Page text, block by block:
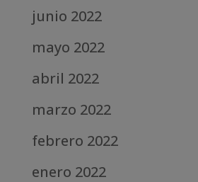
junio 2022
mayo 2022
abril 2022
marzo 2022
febrero 2022
enero 2022